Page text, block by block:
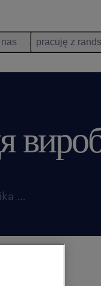
nas pracuję z
ważna do 31 października 2026